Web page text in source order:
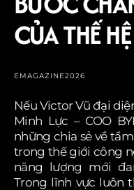
CỦA THẾ
EMAGAZINE2026
Nếu Victor Vũ đại
Minh Lực – COO
những chia sẻ về
trong thế giới công
năng lượng mới
Trong lĩnh vực luôn